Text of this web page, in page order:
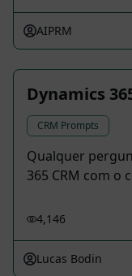
AIPRM
Dynamics
CRM Prompts
Qualquer
365 CRM com o
4,146
Lucas Bodin